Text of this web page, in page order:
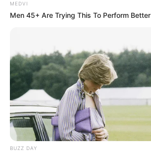
MEDVI
Men 45+ Are Trying This To Perform Better
BUZZ DAY